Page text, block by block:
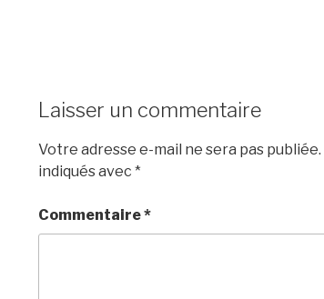
Laisser un commentaire
Votre adresse e-mail ne sera pas publiée.
indiqués avec*
Commentaire*